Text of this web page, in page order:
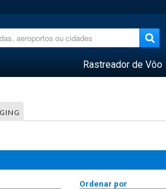
Rastreador de Vôo
Ordenar por